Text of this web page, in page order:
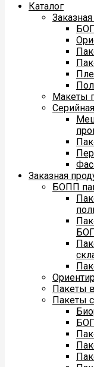
Каталог
Макеты
Заказная
БОПП
Пакеты
Пакеты